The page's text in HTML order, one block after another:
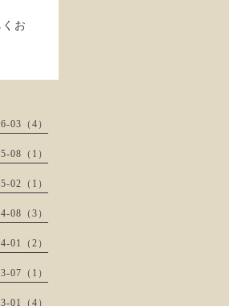
お
03（4）
08（1）
02（1）
08（3）
01（2）
07（1）
01（4）